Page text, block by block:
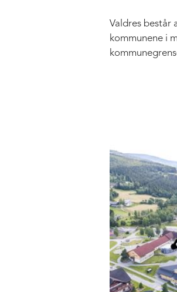
Valdres består
kommunene i